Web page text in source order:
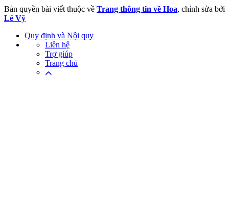
Bản quyền bài viết thuộc về Trang thông tin về Hoa, chỉnh sửa bởi
Lê Vỹ
Quy định và Nội quy
Liên hệ
Trợ giúp
Trang chủ